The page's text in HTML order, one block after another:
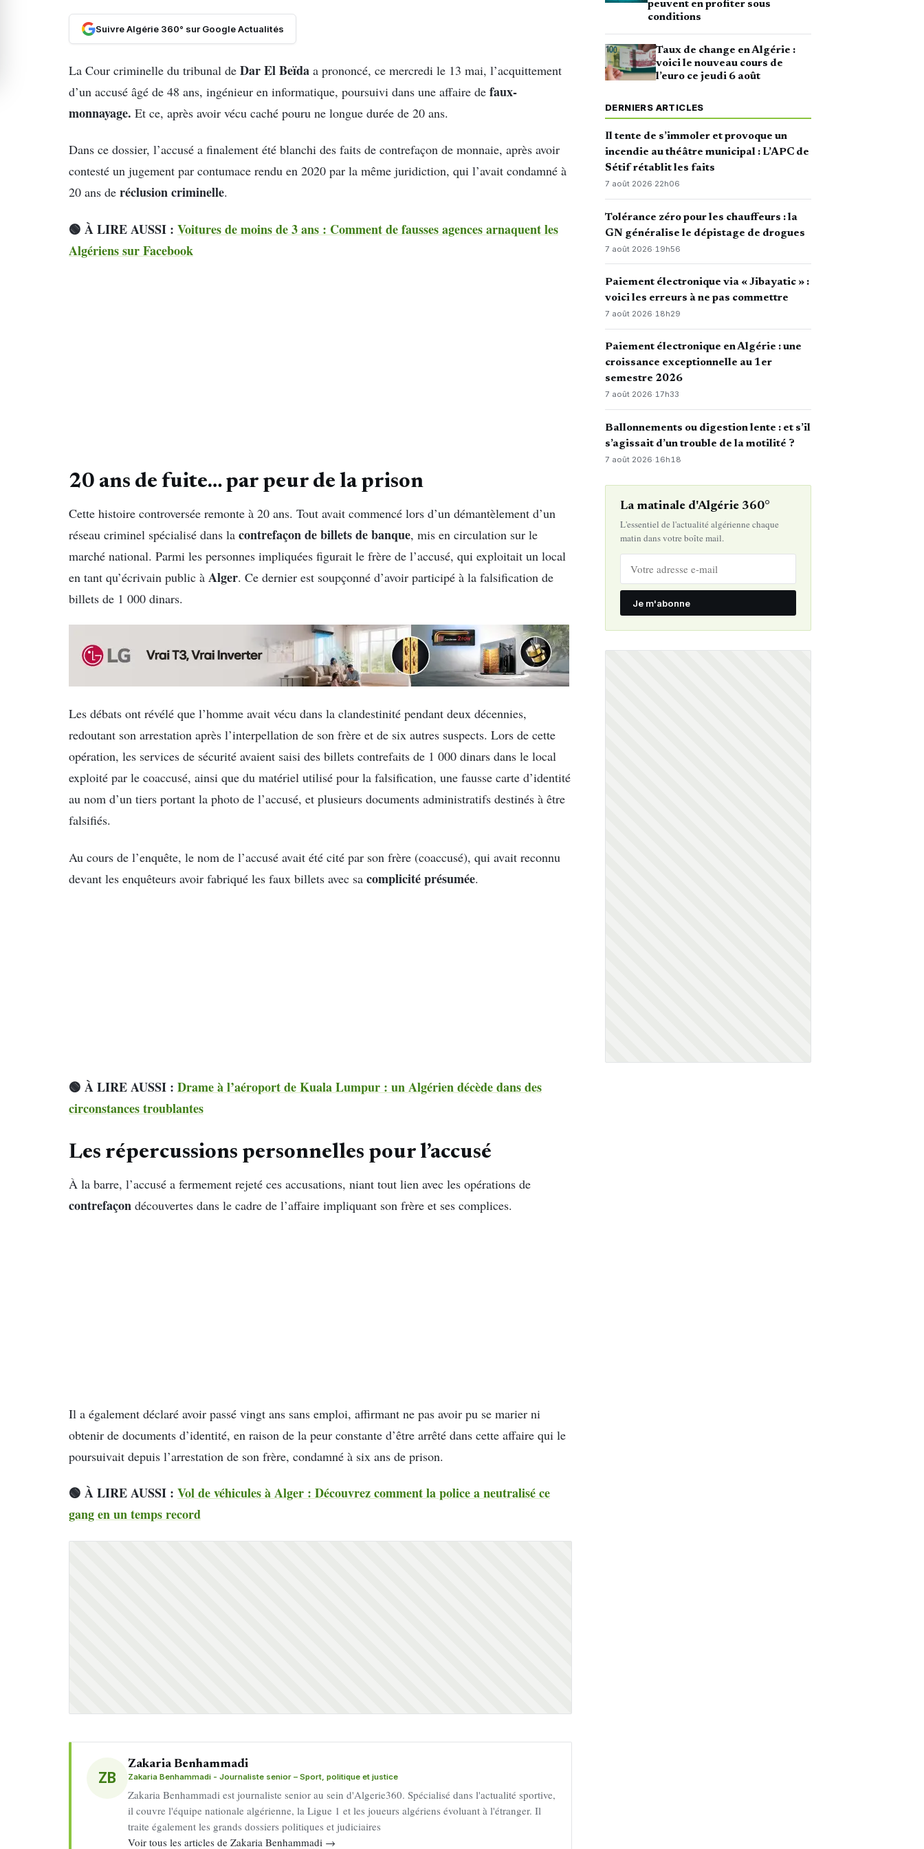
Suivre Algérie 360° sur Google Actualités
La Cour criminelle du tribunal de Dar El Beïda a prononcé, ce mercredi le 13 mai, l’acquittement
d’un accusé âgé de 48 ans, ingénieur en informatique, poursuivi dans une affaire de faux-
monnayage. Et ce, après avoir vécu caché pouru ne longue durée de 20 ans.
Dans ce dossier, l’accusé a finalement été blanchi des faits de contrefaçon de monnaie, après avoir
contesté un jugement par contumace rendu en 2020 par la même juridiction, qui l’avait condamné à
20 ans de réclusion criminelle.
🟢 À LIRE AUSSI : Voitures de moins de 3 ans : Comment de fausses agences arnaquent les
Algériens sur Facebook
20 ans de fuite… par peur de la prison
Cette histoire controversée remonte à 20 ans. Tout avait commencé lors d’un démantèlement d’un
réseau criminel spécialisé dans la contrefaçon de billets de banque, mis en circulation sur le
marché national. Parmi les personnes impliquées figurait le frère de l’accusé, qui exploitait un local
en tant qu’écrivain public à Alger. Ce dernier est soupçonné d’avoir participé à la falsification de
billets de 1 000 dinars.
Les débats ont révélé que l’homme avait vécu dans la clandestinité pendant deux décennies,
redoutant son arrestation après l’interpellation de son frère et de six autres suspects. Lors de cette
opération, les services de sécurité avaient saisi des billets contrefaits de 1 000 dinars dans le local
exploité par le coaccusé, ainsi que du matériel utilisé pour la falsification, une fausse carte d’identité
au nom d’un tiers portant la photo de l’accusé, et plusieurs documents administratifs destinés à être
falsifiés.
Au cours de l’enquête, le nom de l’accusé avait été cité par son frère (coaccusé), qui avait reconnu
devant les enquêteurs avoir fabriqué les faux billets avec sa complicité présumée.
🟢 À LIRE AUSSI : Drame à l’aéroport de Kuala Lumpur : un Algérien décède dans des
circonstances troublantes
Les répercussions personnelles pour l’accusé
À la barre, l’accusé a fermement rejeté ces accusations, niant tout lien avec les opérations de
contrefaçon découvertes dans le cadre de l’affaire impliquant son frère et ses complices.
Il a également déclaré avoir passé vingt ans sans emploi, affirmant ne pas avoir pu se marier ni
obtenir de documents d’identité, en raison de la peur constante d’être arrêté dans cette affaire qui le
poursuivait depuis l’arrestation de son frère, condamné à six ans de prison.
🟢 À LIRE AUSSI : Vol de véhicules à Alger : Découvrez comment la police a neutralisé ce
gang en un temps record
ZB
Zakaria Benhammadi
Zakaria Benhammadi - Journaliste senior – Sport, politique et justice
Zakaria Benhammadi est journaliste senior au sein d'Algerie360. Spécialisé dans l'actualité sportive,
il couvre l'équipe nationale algérienne, la Ligue 1 et les joueurs algériens évoluant à l'étranger. Il
traite également les grands dossiers politiques et judiciaires
Voir tous les articles de Zakaria Benhammadi →
peuvent en profiter sous
conditions
Taux de change en Algérie :
voici le nouveau cours de
l’euro ce jeudi 6 août
DERNIERS ARTICLES
Il tente de s’immoler et provoque un
incendie au théâtre municipal : L’APC de
Sétif rétablit les faits
7 août 2026·22h06
Tolérance zéro pour les chauffeurs : la
GN généralise le dépistage de drogues
7 août 2026· 19h56
Paiement électronique via « Jibayatic » :
voici les erreurs à ne pas commettre
7 août 2026·18h29
Paiement électronique en Algérie : une
croissance exceptionnelle au 1er
semestre 2026
7 août 2026·17h33
Ballonnements ou digestion lente : et s’il
s’agissait d’un trouble de la motilité ?
7 août 2026· 16h18
La matinale d'Algérie 360°
L'essentiel de l'actualité algérienne chaque
matin dans votre boîte mail.
Je m'abonne